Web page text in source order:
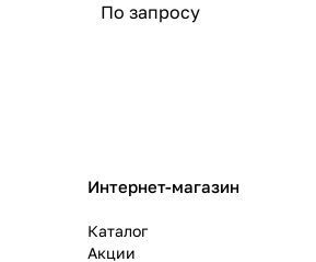
По запросу
Интернет-магазин
Каталог
Акции